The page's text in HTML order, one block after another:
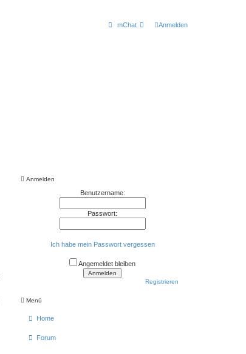
Anmelden
mChat
Anmelden
Benutzername:
Passwort:
Ich habe mein Passwort vergessen
Angemeldet bleiben
Registrieren
Menü
Home
Forum